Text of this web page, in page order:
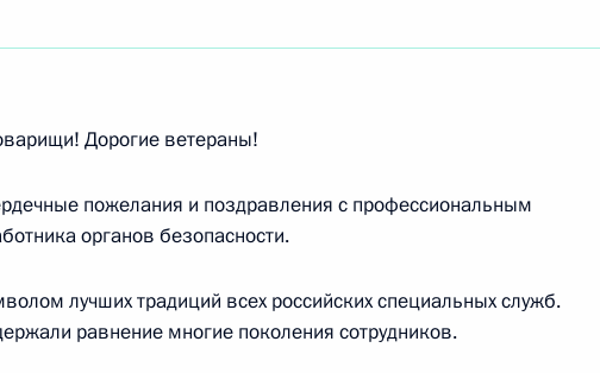
открытия Российского
архива
Санкт-Петербург
Дорогие ветераны!
пожелания и поздравления с профессиональным
органов безопасности.
лучших традиций всех российских специальных служб.
равнение многие поколения сотрудников.